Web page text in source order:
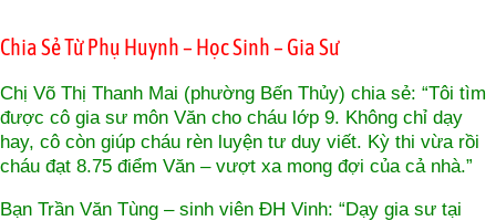
Chia Sẻ Từ Phụ Huynh – Học Sinh – Gia Sư
Chị Võ Thị Thanh Mai (phường Bến Thủy) chia sẻ: “Tôi tìm
được cô gia sư môn Văn cho cháu lớp 9. Không chỉ dạy
hay, cô còn giúp cháu rèn luyện tư duy viết. Kỳ thi vừa rồi
cháu đạt 8.75 điểm Văn – vượt xa mong đợi của cả nhà.”
Bạn Trần Văn Tùng – sinh viên ĐH Vinh: “Dạy gia sư tại